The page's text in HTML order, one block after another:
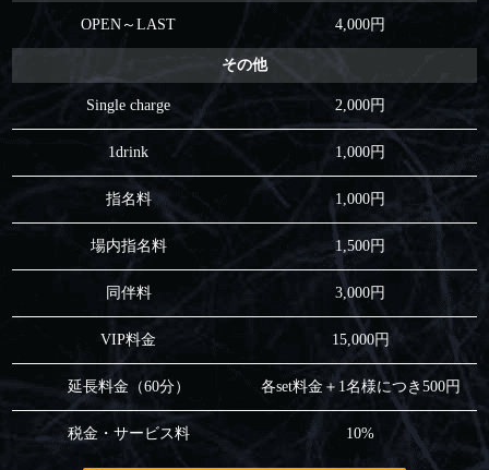
OPEN～LAST 4,000円
その他
Single charge 2,000円
1drink 1,000円
指名料 1,000円
場内指名料 1,500円
同伴料 3,000円
VIP料金 15,000円
延長料金（60分） 各set料金＋1名様につき500円
税金・サービス料 10%